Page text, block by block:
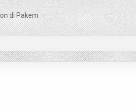
di Pakem